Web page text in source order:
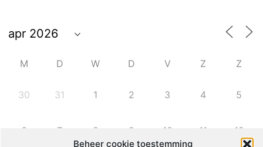
Beheer cookie toestemming
M D W D V Z Z
30 31 1 2 3 4 5
6 7 8 9 10 11 12